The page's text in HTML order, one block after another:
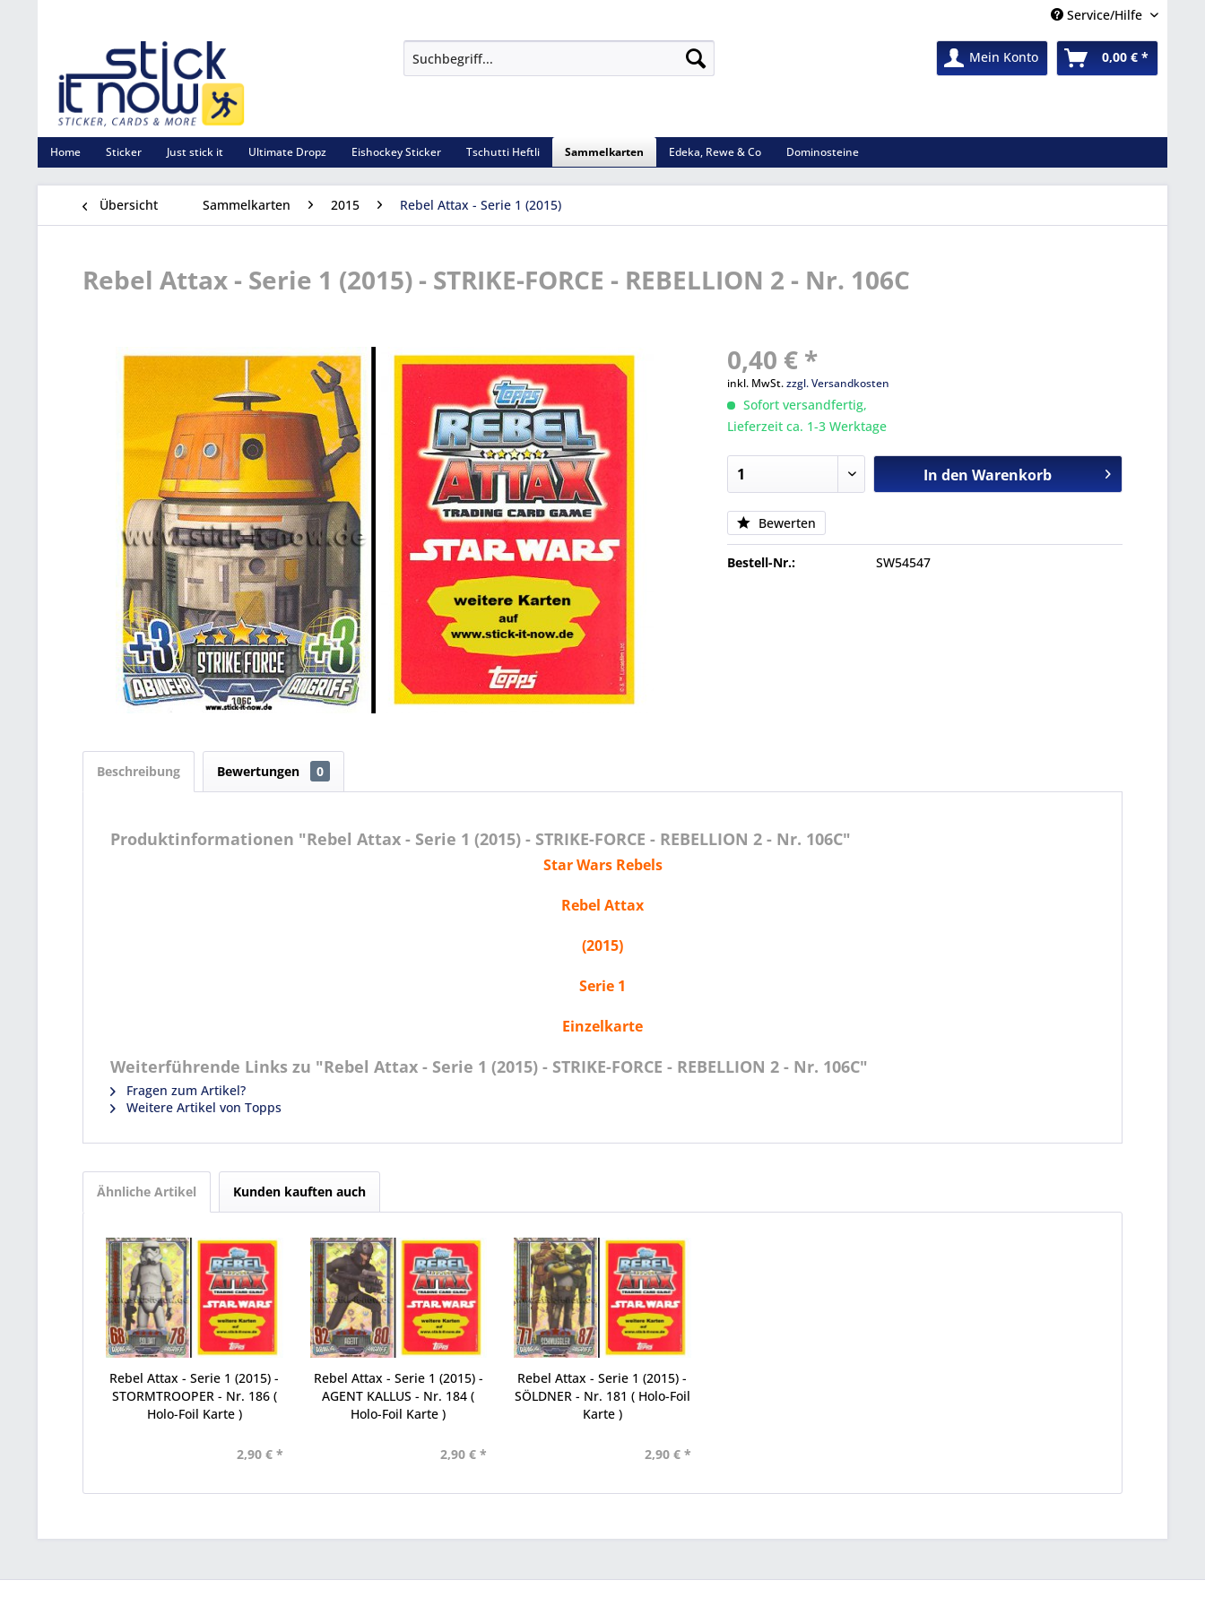
Service/Hilfe
Mein Konto 0,00 € *
Home Sticker Just stick it Ultimate Dropz Eishockey Sticker Tschutti Heftli Sammelkarten Edeka, Rewe & Co Dominosteine
Übersicht Sammelkarten 2015 Rebel Attax - Serie 1 (2015)
Rebel Attax - Serie 1 (2015) - STRIKE-FORCE - REBELLION 2 - Nr. 106C
0,40 € *
inkl. MwSt.zzgl. Versandkosten
Sofort versandfertig,
Lieferzeit ca. 1-3 Werktage
In den Warenkorb
Bewerten
Bestell-Nr.: SW54547
Beschreibung Bewertungen 0
Produktinformationen "Rebel Attax - Serie 1 (2015) - STRIKE-FORCE - REBELLION 2 - Nr. 106C"
Star Wars Rebels
Rebel Attax
(2015)
Serie 1
Einzelkarte
Weiterführende Links zu "Rebel Attax - Serie 1 (2015) - STRIKE-FORCE - REBELLION 2 - Nr. 106C"
Fragen zum Artikel?
Weitere Artikel von Topps
Ähnliche Artikel Kunden kauften auch
Rebel Attax - Serie 1 (2015) -
STORMTROOPER - Nr. 186 (
Holo-Foil Karte )
2,90 € *
Rebel Attax - Serie 1 (2015) -
AGENT KALLUS - Nr. 184 (
Holo-Foil Karte )
2,90 € *
Rebel Attax - Serie 1 (2015) -
SÖLDNER - Nr. 181 ( Holo-Foil
Karte )
2,90 € *